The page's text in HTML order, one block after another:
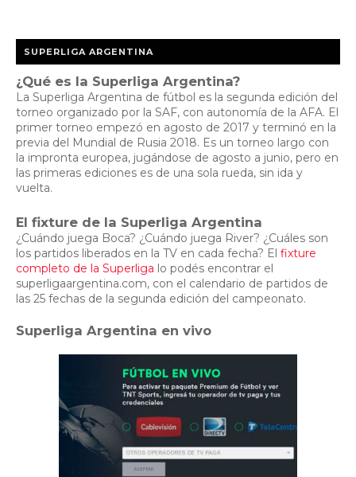
SUPERLIGA ARGENTINA
¿Qué es la Superliga Argentina?
La Superliga Argentina de fútbol es la segunda edición del
torneo organizado por la SAF, con autonomía de la AFA. El
primer torneo empezó en agosto de 2017 y terminó en la
previa del Mundial de Rusia 2018. Es un torneo largo con
la impronta europea, jugándose de agosto a junio, pero en
las primeras ediciones es de una sola rueda, sin ida y
vuelta.
El fixture de la Superliga Argentina
¿Cuándo juega Boca? ¿Cuándo juega River? ¿Cuáles son
los partidos liberados en la TV en cada fecha? El fixture
completo de la Superliga lo podés encontrar el
superligaargentina.com, con el calendario de partidos de
las 25 fechas de la segunda edición del campeonato.
Superliga Argentina en vivo